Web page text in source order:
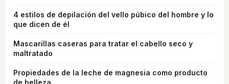
4 estilos de depilación del vello púbico del hombre y lo
que dicen de él
Mascarillas caseras para tratar el cabello seco y
maltratado
Propiedades de la leche de magnesia como producto
de belleza